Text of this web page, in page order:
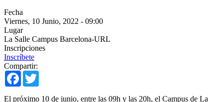
Fecha
Viernes, 10 Junio, 2022 - 09:00
Lugar
La Salle Campus Barcelona-URL
Inscripciones
Inscríbete
Compartir:
Facebook
El próximo 10 de junio, entre las 09h y las 20h, el Campus de La